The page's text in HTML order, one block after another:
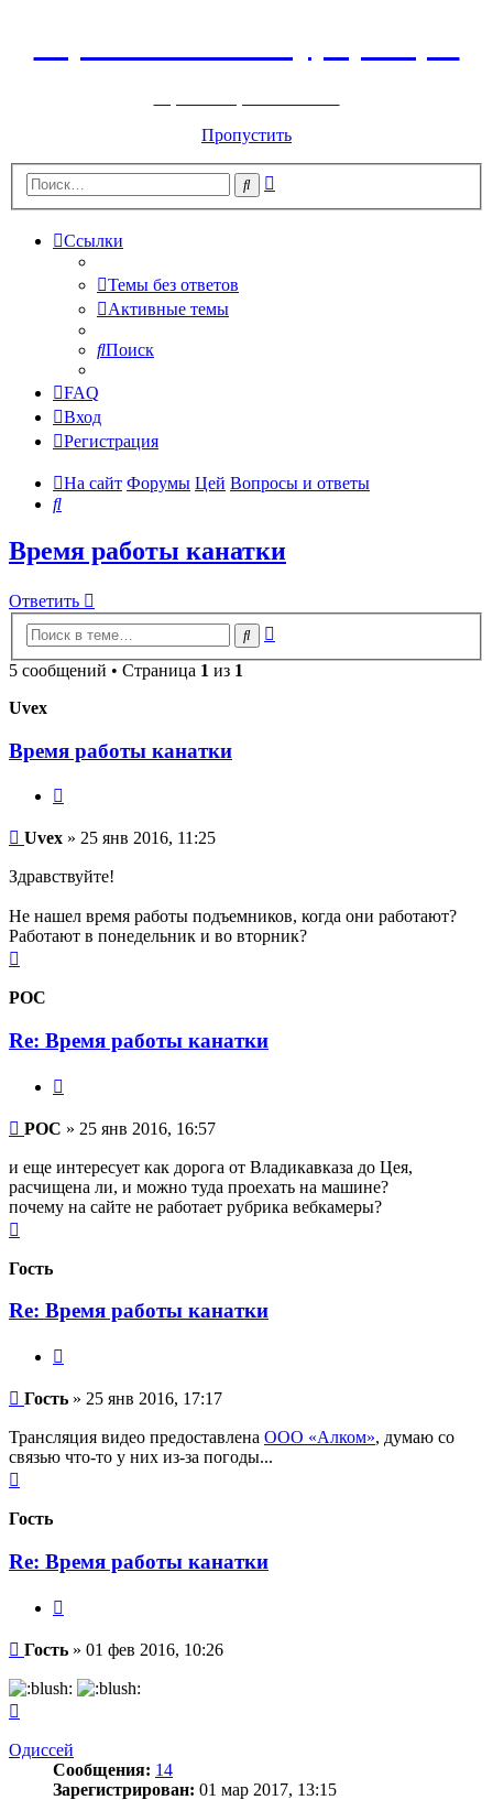
Пропустить
Поиск
Ссылки
Темы без ответов
Активные темы
Поиск
FAQ
Вход
Регистрация
На сайт Форумы Цей Вопросы и ответы
Поиск
Время работы канатки
Ответить
Поиск
5 сообщений • Страница 1 из 1
Uvex
Время работы канатки
Сообщение
Uvex » 25 янв 2016, 11:25
Здравствуйте!
Не нашел время работы подъемников, когда они работают?
Работают в понедельник и во вторник?
началу
POC
Re: Время работы канатки
Сообщение
POC » 25 янв 2016, 16:57
и еще интересует как дорога от Владикавказа до Цея,
расчищена ли, и можно туда проехать на машине?
почему на сайте не работает рубрика вебкамеры?
началу
Гость
Re: Время работы канатки
Сообщение
Гость » 25 янв 2016, 17:17
Трансляция видео предоставлена ООО «Алком», думаю со
связью что-то у них из-за погоды...
началу
Гость
Re: Время работы канатки
Сообщение
Гость » 01 фев 2016, 10:26
началу
Одиссей
Сообщения: 14
Зарегистрирован: 01 мар 2017, 13:15